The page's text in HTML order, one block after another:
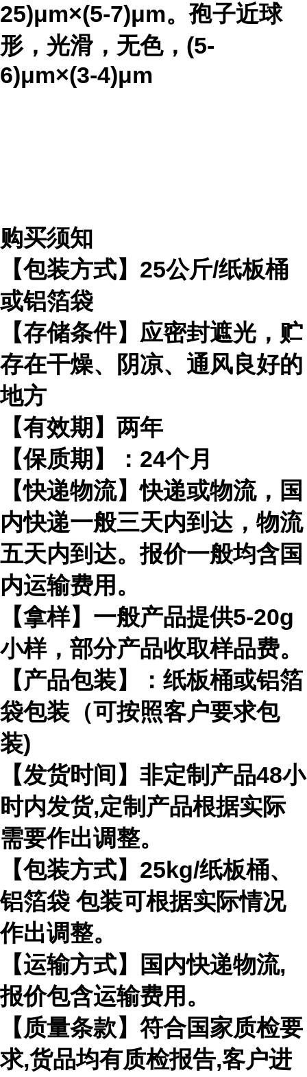
25)μm×(5-7)μm。孢子近球
形，光滑，无色，(5-
6)μm×(3-4)μm
购买须知
【包装方式】25公斤/纸板桶
或铝箔袋
【存储条件】应密封遮光，贮
存在干燥、阴凉、通风良好的
地方
【有效期】两年
【保质期】：24个月
【快递物流】快递或物流，国
内快递一般三天内到达，物流
五天内到达。报价一般均含国
内运输费用。
【拿样】一般产品提供5-20g
小样，部分产品收取样品费。
【产品包装】：纸板桶或铝箔
袋包装（可按照客户要求包
装)
【发货时间】非定制产品48小
时内发货,定制产品根据实际
需要作出调整。
【包装方式】25kg/纸板桶、
铝箔袋 包装可根据实际情况
作出调整。
【运输方式】国内快递物流,
报价包含运输费用。
【质量条款】符合国家质检要
求,货品均有质检报告,客户进